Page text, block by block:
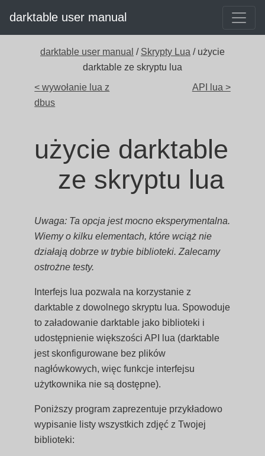
darktable user manual
darktable user manual / Skrypty Lua / użycie
darktable ze skryptu lua
< wywołanie lua z
dbus
API lua >
użycie darktable
ze skryptu lua
Uwaga: Ta opcja jest mocno eksperymentalna.
Wiemy o kilku elementach, które wciąż nie
działają dobrze w trybie biblioteki. Zalecamy
ostrożne testy.
Interfejs lua pozwala na korzystanie z
darktable z dowolnego skryptu lua. Spowoduje
to załadowanie darktable jako biblioteki i
udostępnienie większości API lua (darktable
jest skonfigurowane bez plików
nagłówkowych, więc funkcje interfejsu
użytkownika nie są dostępne).
Poniższy program zaprezentuje przykładowo
wypisanie listy wszystkich zdjęć z Twojej
biblioteki: